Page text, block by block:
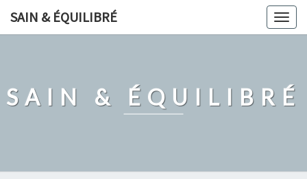
SAIN & ÉQUILIBRÉ
SAIN & ÉQUILIBRÉ